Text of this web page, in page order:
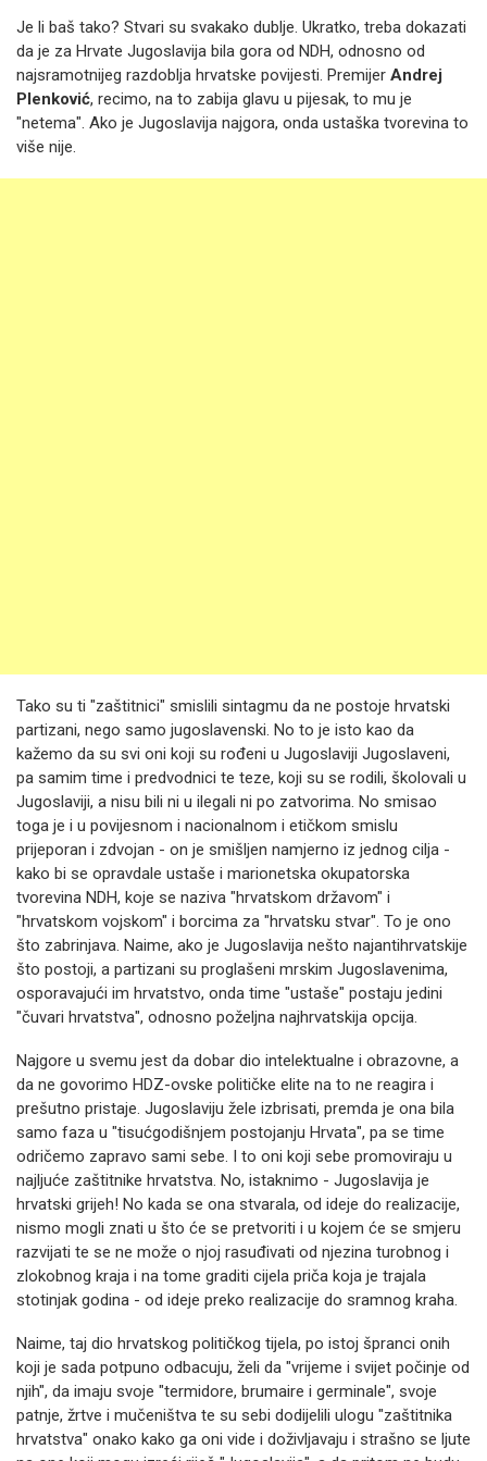
Je li baš tako? Stvari su svakako dublje. Ukratko, treba dokazati
da je za Hrvate Jugoslavija bila gora od NDH, odnosno od
najsramotnijeg razdoblja hrvatske povijesti. Premijer Andrej
Plenković, recimo, na to zabija glavu u pijesak, to mu je
"netema". Ako je Jugoslavija najgora, onda ustaška tvorevina to
više nije.
Tako su ti "zaštitnici" smislili sintagmu da ne postoje hrvatski
partizani, nego samo jugoslavenski. No to je isto kao da
kažemo da su svi oni koji su rođeni u Jugoslaviji Jugoslaveni,
pa samim time i predvodnici te teze, koji su se rodili, školovali u
Jugoslaviji, a nisu bili ni u ilegali ni po zatvorima. No smisao
toga je i u povijesnom i nacionalnom i etičkom smislu
prijeporan i zdvojan - on je smišljen namjerno iz jednog cilja -
kako bi se opravdale ustaše i marionetska okupatorska
tvorevina NDH, koje se naziva "hrvatskom državom" i
"hrvatskom vojskom" i borcima za "hrvatsku stvar". To je ono
što zabrinjava. Naime, ako je Jugoslavija nešto najantihrvatskije
što postoji, a partizani su proglašeni mrskim Jugoslavenima,
osporavajući im hrvatstvo, onda time "ustaše" postaju jedini
"čuvari hrvatstva", odnosno poželjna najhrvatskija opcija.
Najgore u svemu jest da dobar dio intelektualne i obrazovne, a
da ne govorimo HDZ-ovske političke elite na to ne reagira i
prešutno pristaje. Jugoslaviju žele izbrisati, premda je ona bila
samo faza u "tisućgodišnjem postojanju Hrvata", pa se time
odričemo zapravo sami sebe. I to oni koji sebe promoviraju u
najljuće zaštitnike hrvatstva. No, istaknimo - Jugoslavija je
hrvatski grijeh! No kada se ona stvarala, od ideje do realizacije,
nismo mogli znati u što će se pretvoriti i u kojem će se smjeru
razvijati te se ne može o njoj rasuđivati od njezina turobnog i
zlokobnog kraja i na tome graditi cijela priča koja je trajala
stotinjak godina - od ideje preko realizacije do sramnog kraha.
Naime, taj dio hrvatskog političkog tijela, po istoj špranci onih
koji je sada potpuno odbacuju, želi da "vrijeme i svijet počinje od
njih", da imaju svoje "termidore, brumaire i germinale", svoje
patnje, žrtve i mučeništva te su sebi dodijelili ulogu "zaštitnika
hrvatstva" onako kako ga oni vide i doživljavaju i strašno se ljute